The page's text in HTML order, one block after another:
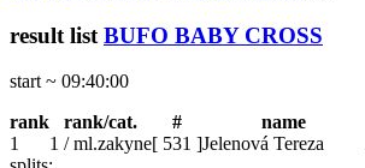
result list BUFO BABY CROSS
start ~ 09:40:00
rank
rank/cat. # name
1
1 / ml.zakyne[ 531 ]Jelenová Tereza